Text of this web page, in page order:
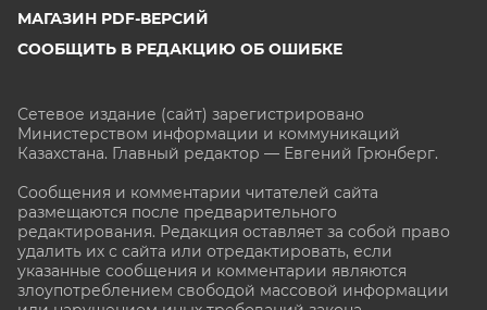
МАГАЗИН PDF-ВЕРСИЙ
СООБЩИТЬ В РЕДАКЦИЮ ОБ ОШИБКЕ
Сетевое издание (сайт) зарегистрировано
Министерством информации и коммуникаций
Казахстана. Главный редактор — Евгений Грюнберг.
Сообщения и комментарии читателей сайта
размещаются после предварительного
редактирования. Редакция оставляет за собой право
удалить их с сайта или отредактировать, если
указанные сообщения и комментарии являются
злоупотреблением свободой массовой информации